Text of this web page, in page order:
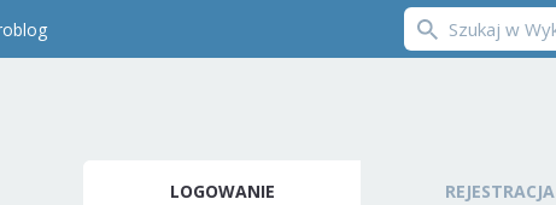
LOGOWANIE REJESTRACJA